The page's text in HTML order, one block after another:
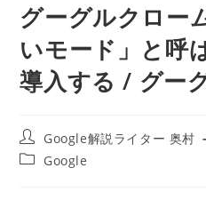
グーグルクロー
いモード」と呼
導入する / グー
投
稿
者:
Google解説ライター 奥村
投
Google